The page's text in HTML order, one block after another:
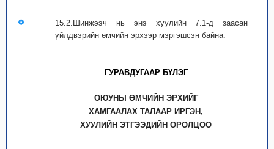
15.2.Шинжээч нь энэ хуулийн 7.1-д заасан аж
үйлдвэрийн өмчийн эрхээр мэргэшсэн байна.
ГУРАВДУГААР БҮЛЭГ
ОЮУНЫ ӨМЧИЙН ЭРХИЙГ
ХАМГААЛАХ ТАЛААР ИРГЭН,
ХУУЛИЙН ЭТГЭЭДИЙН ОРОЛЦОО